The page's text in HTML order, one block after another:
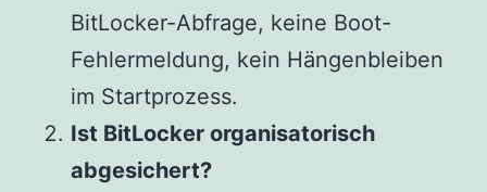
BitLocker-Abfrage, keine Boot-
Fehlermeldung, kein Hängenbleiben
im Startprozess.
Ist BitLocker organisatorisch
abgesichert?